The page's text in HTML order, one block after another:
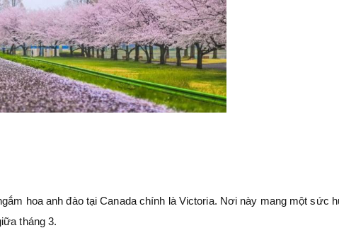
hoa anh đào tại Canada chính là Victoria. Nơi này mang một sức
tháng 3.